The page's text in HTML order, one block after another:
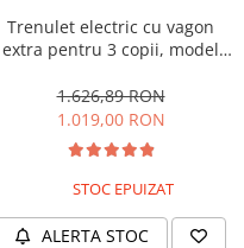
Trenulet electric cu vagon
extra pentru 3 copii, model
music player, albastru
1.626,89 RON
1.019,00 RON
STOC EPUIZAT
ALERTA STOC